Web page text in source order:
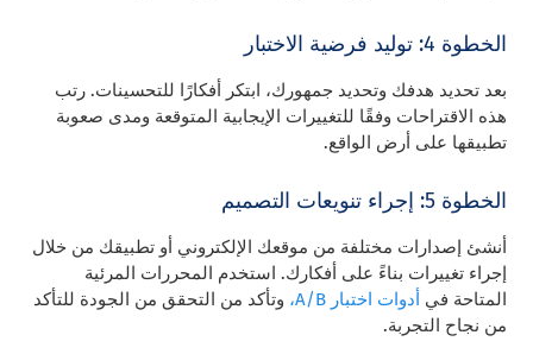
الخطوة 4: توليد فرضية الاختبار
بعد تحديد هدفك وتحديد جمهورك، ابتكر أفكارًا للتحسينات. رتب
هذه الاقتراحات وفقًا للتغييرات الإيجابية المتوقعة ومدى صعوبة
تطبيقها على أرض الواقع.
الخطوة 5: إجراء تنويعات التصميم
أنشئ إصدارات مختلفة من موقعك الإلكتروني أو تطبيقك من خلال
إجراء تغييرات بناءً على أفكارك. استخدم المحررات المرئية
المتاحة في أدوات اختبار A/B،
وتأكد من التحقق من الجودة للتأكد
من نجاح التجربة.